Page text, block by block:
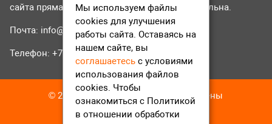
сайта прямая гиперссылка на tvr24.tv обязательна.
Почта: info@tvr24.tv
Телефон: +7 (496) 551-04-95
© 2016-2023 ТВР24 Все права защищены
Мы используем файлы
cookies для улучшения
работы сайта. Оставаясь на
нашем сайте, вы
соглашаетесь с условиями
использования файлов
cookies. Чтобы
ознакомиться с Политикой
в отношении обработки